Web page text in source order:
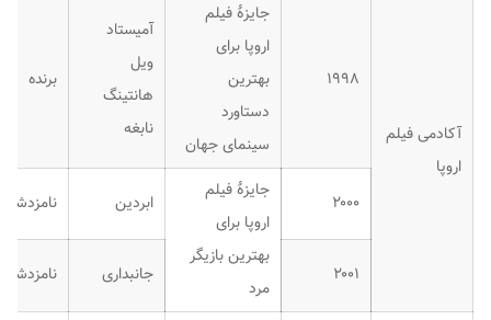
آکادمی فیلم
اروپا
۱۹۹۸
جایزهٔ فیلم
اروپا برای
بهترین
دستاورد
سینمای جهان
آمیستاد
ویل
هانتینگ
نابغه
برنده
۲۰۰۰
جایزهٔ فیلم
اروپا برای
بهترین بازیگر
مرد
ابردین نامزدشده
۲۰۰۱ جانبداری نامزدشده